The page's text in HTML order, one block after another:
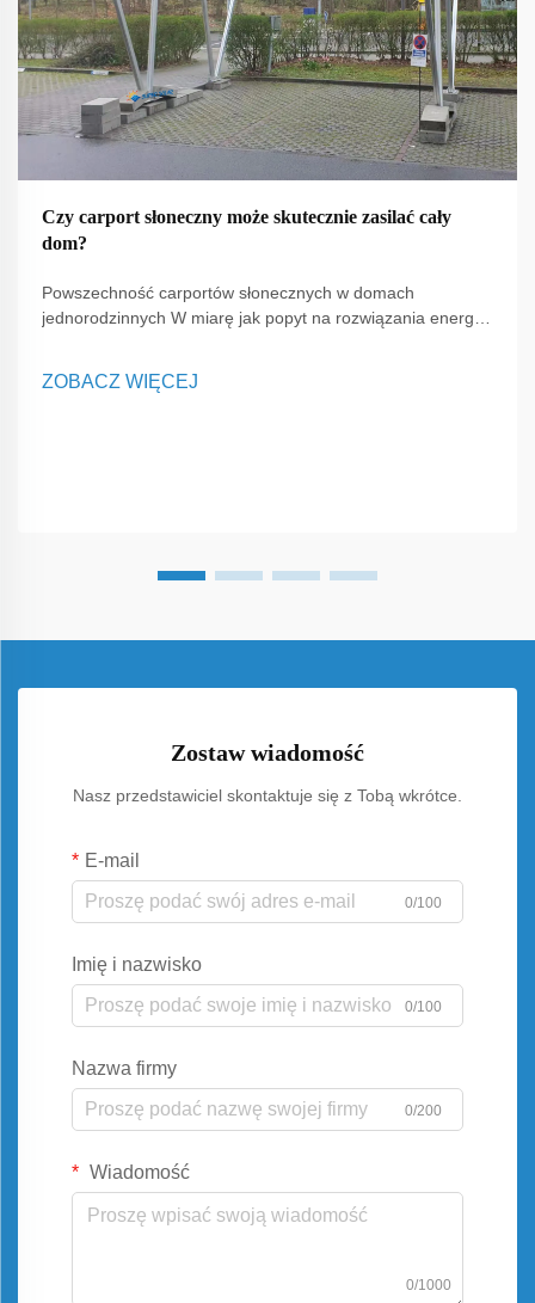
Czy carport słoneczny może skutecznie zasilać cały
dom?
Powszechność carportów słonecznych w domach
jednorodzinnych W miarę jak popyt na rozwiązania energii
wytwarzania energii elektrycznej przez właścicieli domów.
ZOBACZ WIĘCEJ
Zostaw wiadomość
Nasz przedstawiciel skontaktuje się z Tobą wkrótce.
E-mail
0/100
Imię i nazwisko
0/100
Nazwa firmy
0/200
Wiadomość
0/1000